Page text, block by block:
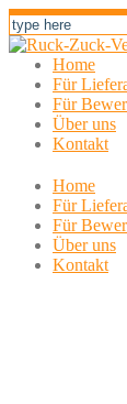
Home
Für
Für
Über uns
Kontakt
Home
Für
Für
Über uns
Kontakt